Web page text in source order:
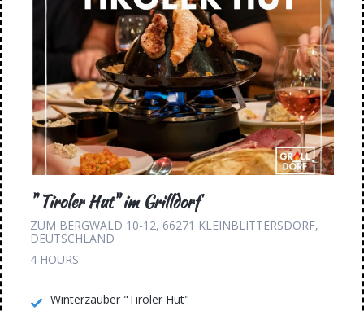
" Tiroler Hut" im Grilldorf
ZUM BERGWALD 10-12, 66271 KLEINBLITTERSDORF,
DEUTSCHLAND
4 HOURS
Winterzauber "Tiroler Hut"